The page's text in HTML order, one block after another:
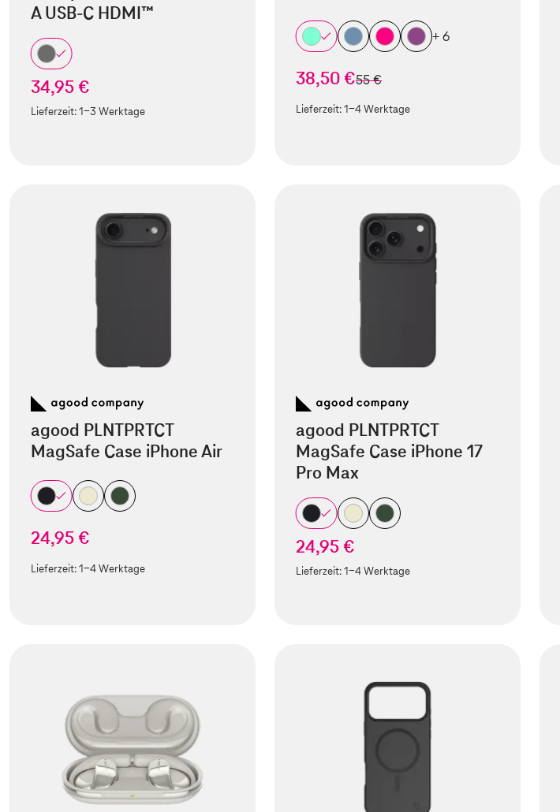
A USB-C HDMI™
34,95 €
Lieferzeit:1-3 Werktage
+ 6
38,50 €statt
55 €
Lieferzeit:1-4 Werktage
agood PLNTPRTCT
MagSafe Case iPhone Air
24,95 €
Lieferzeit:1-4 Werktage
agood PLNTPRTCT
MagSafe Case iPhone 17
Pro Max
24,95 €
Lieferzeit:1-4 Werktage